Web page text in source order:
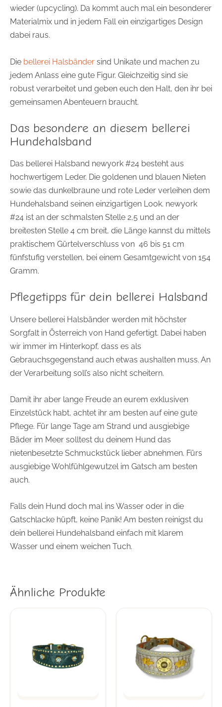
wieder (upcycling). Da kommt auch mal ein besonderer
Materialmix und in jedem Fall ein einzigartiges Design
dabei raus.
Die bellerei Halsbänder sind Unikate und machen zu
jedem Anlass eine gute Figur. Gleichzeitig sind sie
robust verarbeitet und geben euch den Halt, den ihr bei
gemeinsamen Abenteuern braucht.
Das besondere an diesem bellerei
Hundehalsband
Das bellerei Halsband newyork #24 besteht aus
hochwertigem Leder. Die goldenen und blauen Nieten
sowie das dunkelbraune und rote Leder verleihen dem
Hundehalsband seinen einzigartigen Look. newyork
#24 ist an der schmalsten Stelle 2,5 und an der
breitesten Stelle 4 cm breit, die Länge kannst du mittels
praktischem Gürtelverschluss von 46 bis 51 cm
fünfstufig verstellen, bei einem Gesamtgewicht von 154
Gramm.
Pflegetipps für dein bellerei Halsband
Unsere bellerei Halsbänder werden mit höchster
Sorgfalt in Österreich von Hand gefertigt. Dabei haben
wir immer im Hinterkopf, dass es als
Gebrauchsgegenstand auch etwas aushalten muss. An
der Verarbeitung soll’s also nicht scheitern.
Damit ihr aber lange Freude an eurem exklusiven
Einzelstück habt, achtet ihr am besten auf eine gute
Pflege. Für lange Tage am Strand und ausgiebige
Bäder im Meer solltest du deinem Hund das
nietenbesetzte Schmuckstück lieber abnehmen. Fürs
ausgiebige Wohlfühlgewutzel im Gatsch am besten
auch.
Falls dein Hund doch mal ins Wasser oder in die
Gatschlacke hüpft, keine Panik! Am besten reinigst du
dein bellerei Hundehalsband einfach mit klarem
Wasser und einem weichen Tuch.
Ähnliche Produkte